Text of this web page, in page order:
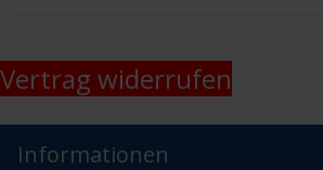
Vertrag widerrufen
Informationen